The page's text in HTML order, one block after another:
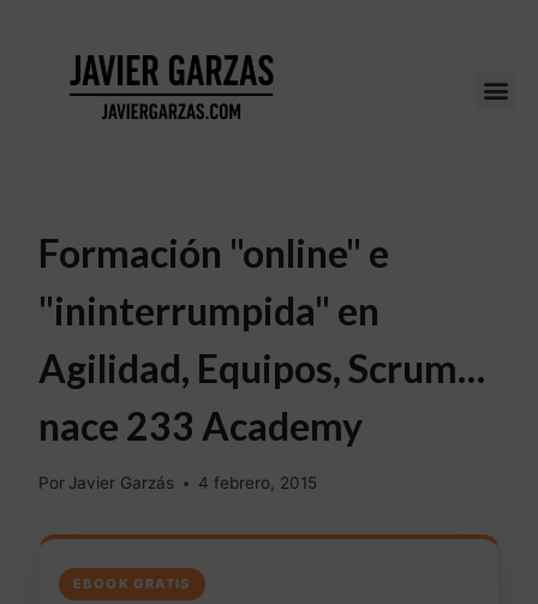
Formación "online" e
"ininterrumpida" en
Agilidad, Equipos, Scrum…
nace 233 Academy
Por Javier Garzás 4 febrero, 2015
EBOOK GRATIS